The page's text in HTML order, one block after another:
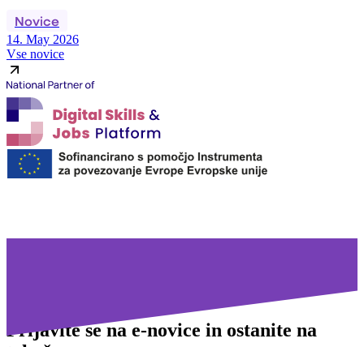
Novice
14. May 2026
Vse novice
Prijavite se na e-novice in ostanite na